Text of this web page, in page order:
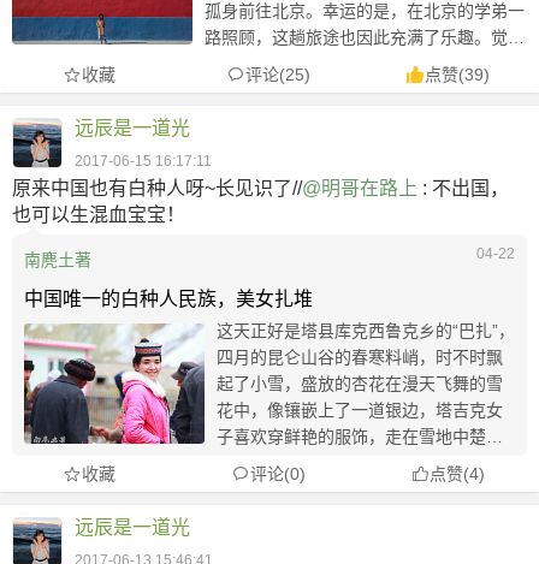
孤身前往北京。幸运的是，在北京的学弟一
路照顾，这趟旅途也因此充满了乐趣。觉得
北平要在冬日去看，看看躲在雾霾背后的太
阳，看看光秃秃的行道树，看看燃煤而生起
收藏 评论(25) 点赞(39)
远辰是一道光
2017-06-15 16:17:11
原来中国也有白种人呀~长见识了//@明哥在路上 : 不出国，
也可以生混血宝宝！
南麂土著
中国唯一的白种人民族，美女扎堆
这天正好是塔县库克西鲁克乡的“巴扎”，
四月的昆仑山谷的春寒料峭，时不时飘
起了小雪，盛放的杏花在漫天飞舞的雪
花中，像镶嵌上了一道银边，塔吉克女
子喜欢穿鲜艳的服饰，走在雪地中楚楚
动人，特别引人注目。塔什库尔干塔吉
克自治县是塔吉克人聚居区，早在公元
04-22
收藏 评论(0) 点赞(4)
远辰是一道光
2017-06-13 15:46:41